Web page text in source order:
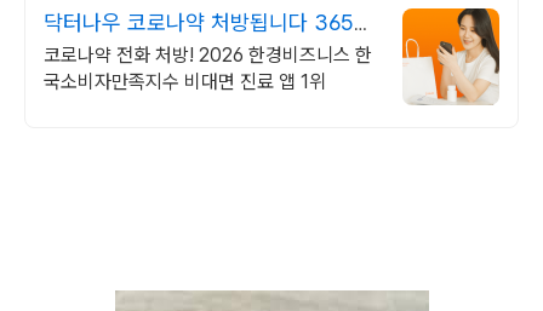
닥터나우 코로나약 처방됩니다 365일
24시간 진료가능
코로나약 전화 처방! 2026 한경비즈니스 한
국소비자만족지수 비대면 진료 앱 1위